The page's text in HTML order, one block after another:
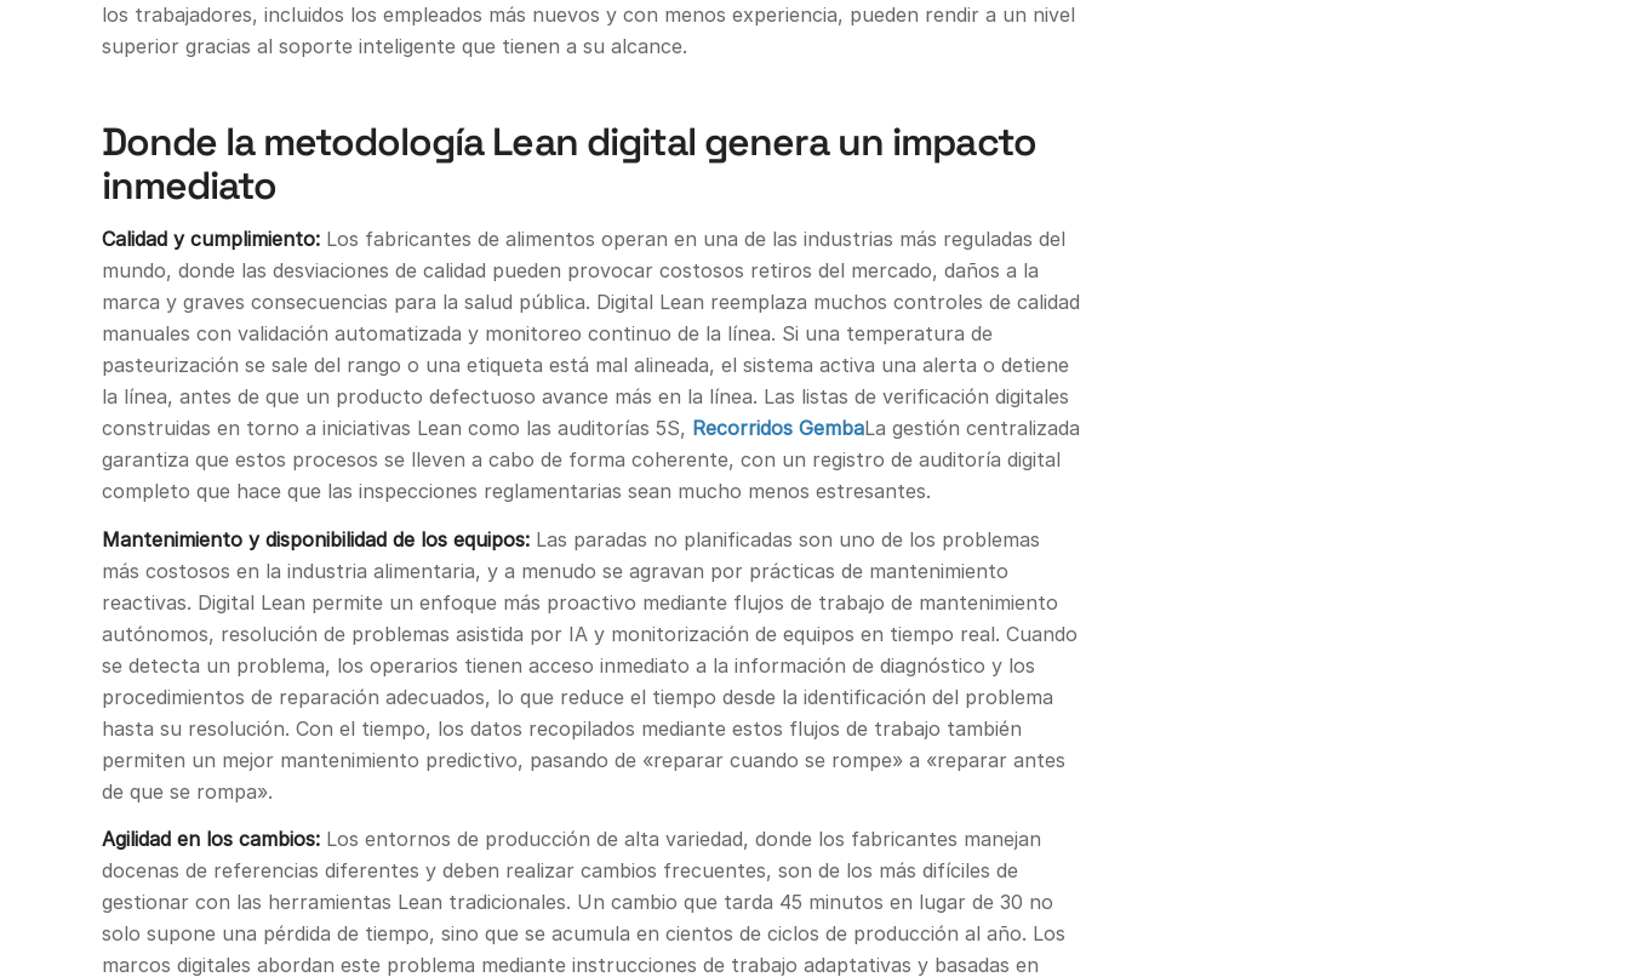
los trabajadores, incluidos los empleados más nuevos y con menos experiencia, pueden rendir a un nivel
superior gracias al soporte inteligente que tienen a su alcance.
Donde la metodología Lean digital genera un impacto
inmediato
Calidad y cumplimiento:Los fabricantes de alimentos operan en una de las industrias más reguladas del
mundo, donde las desviaciones de calidad pueden provocar costosos retiros del mercado, daños a la
marca y graves consecuencias para la salud pública. Digital Lean reemplaza muchos controles de calidad
manuales con validación automatizada y monitoreo continuo de la línea. Si una temperatura de
pasteurización se sale del rango o una etiqueta está mal alineada, el sistema activa una alerta o detiene
la línea, antes de que un producto defectuoso avance más en la línea. Las listas de verificación digitales
construidas en torno a iniciativas Lean como las auditorías 5S, Recorridos GembaLa gestión centralizada
garantiza que estos procesos se lleven a cabo de forma coherente, con un registro de auditoría digital
completo que hace que las inspecciones reglamentarias sean mucho menos estresantes.
Mantenimiento y disponibilidad de los equipos:Las paradas no planificadas son uno de los problemas
más costosos en la industria alimentaria, y a menudo se agravan por prácticas de mantenimiento
reactivas. Digital Lean permite un enfoque más proactivo mediante flujos de trabajo de mantenimiento
autónomos, resolución de problemas asistida por IA y monitorización de equipos en tiempo real. Cuando
se detecta un problema, los operarios tienen acceso inmediato a la información de diagnóstico y los
procedimientos de reparación adecuados, lo que reduce el tiempo desde la identificación del problema
hasta su resolución. Con el tiempo, los datos recopilados mediante estos flujos de trabajo también
permiten un mejor mantenimiento predictivo, pasando de «reparar cuando se rompe» a «reparar antes
de que se rompa».
Agilidad en los cambios:Los entornos de producción de alta variedad, donde los fabricantes manejan
docenas de referencias diferentes y deben realizar cambios frecuentes, son de los más difíciles de
gestionar con las herramientas Lean tradicionales. Un cambio que tarda 45 minutos en lugar de 30 no
solo supone una pérdida de tiempo, sino que se acumula en cientos de ciclos de producción al año. Los
marcos digitales abordan este problema mediante instrucciones de trabajo adaptativas y basadas en